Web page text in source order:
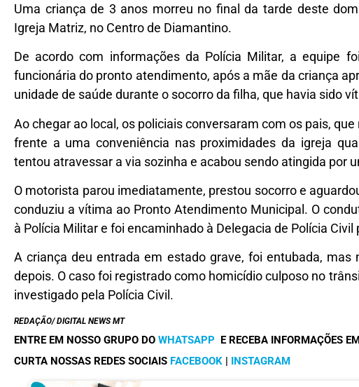
Uma criança de 3 anos morreu no final da tarde deste
Igreja Matriz, no Centro de Diamantino.
De acordo com informações da Polícia Militar, a equipe
funcionária do pronto atendimento, após a mãe da criança
unidade de saúde durante o socorro da filha, que havia sido
Ao chegar ao local, os policiais conversaram com os pais,
frente a uma conveniência nas proximidades da igreja
tentou atravessar a via sozinha e acabou sendo atingida por
O motorista parou imediatamente, prestou socorro e
conduziu a vítima ao Pronto Atendimento Municipal. O
à Polícia Militar e foi encaminhado à Delegacia de Polícia
A criança deu entrada em estado grave, foi entubada,
depois. O caso foi registrado como homicídio culposo no
investigado pela Polícia Civil.
REDAÇÃO/ DIGITAL NEWS MT
ENTRE EM NOSSO GRUPO DO WHATSAPP E RECEBA INFORMAÇÕES
CURTA NOSSAS REDES SOCIAIS FACEBOOK | INSTAGRAM